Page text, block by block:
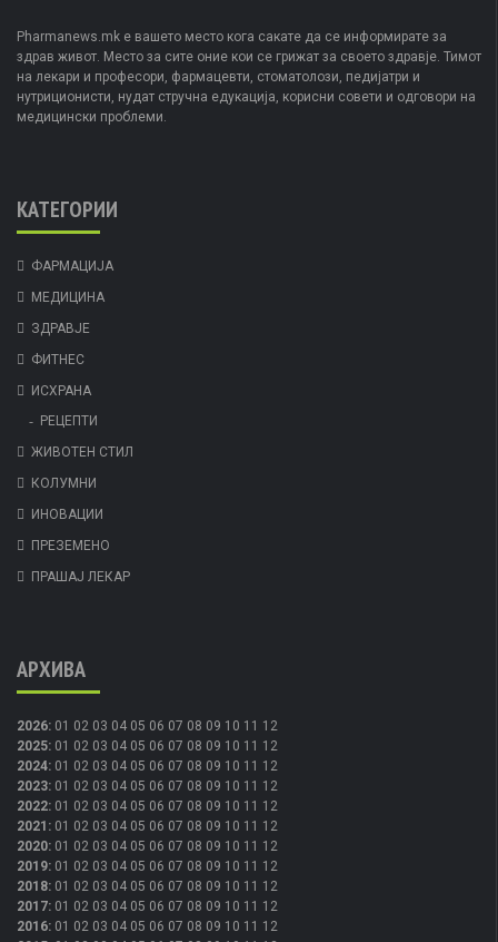
Pharmanews.mk е вашето место кога сакате да се информирате за
здрав живот. Место за сите оние кои се грижат за своето здравје. Тимот
на лекари и професори, фармацевти, стоматолози, педијатри и
нутриционисти, нудат стручна едукација, корисни совети и одговори на
медицински проблеми.
КАТЕГОРИИ
ФАРМАЦИЈА
МЕДИЦИНА
ЗДРАВЈЕ
ФИТНЕС
ИСХРАНА
РЕЦЕПТИ
ЖИВОТЕН СТИЛ
КОЛУМНИ
ИНОВАЦИИ
ПРЕЗЕМЕНО
ПРАШАЈ ЛЕКАР
АРХИВА
2026: 01 02 03 04 05 06 07 08 09 10 11 12
2025: 01 02 03 04 05 06 07 08 09 10 11 12
2024: 01 02 03 04 05 06 07 08 09 10 11 12
2023: 01 02 03 04 05 06 07 08 09 10 11 12
2022: 01 02 03 04 05 06 07 08 09 10 11 12
2021 : 01 02 03 04 05 06 07 08 09 10 11 12
2020: 01 02 03 04 05 06 07 08 09 10 11 12
2019: 01 02 03 04 05 06 07 08 09 10 11 12
2018: 01 02 03 04 05 06 07 08 09 10 11 12
2017: 01 02 03 04 05 06 07 08 09 10 11 12
2016: 01 02 03 04 05 06 07 08 09 10 11 12